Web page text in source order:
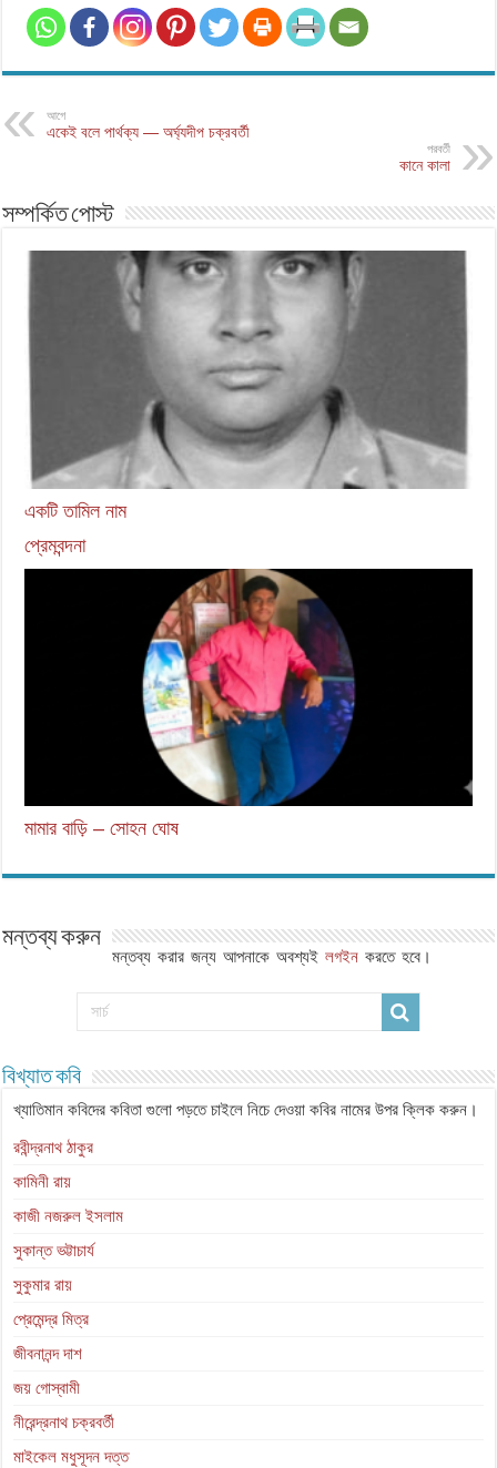
আগে
একেই বলে পার্থক্য — অর্ঘ্যদীপ চক্রবর্তী
পরবর্তী
কানে কালা
সম্পর্কিত পোস্ট
একটি তামিল নাম
প্রেমবন্দনা
মামার বাড়ি – সোহন ঘোষ
মন্তব্য করুন
মন্তব্য করার জন্য আপনাকে অবশ্যইলগইন করতে হবে।
বিখ্যাত কবি
খ্যাতিমান কবিদের কবিতা গুলো পড়তে চাইলে নিচে দেওয়া কবির নামের উপর ক্লিক করুন।
রবীন্দ্রনাথ ঠাকুর
কামিনী রায়
কাজী নজরুল ইসলাম
সুকান্ত ভট্টাচার্য
সুকুমার রায়
প্রেমেন্দ্র মিত্র
জীবনানন্দ দাশ
জয় গোস্বামী
নীরেন্দ্রনাথ চক্রবর্তী
মাইকেল মধুসূদন দত্ত